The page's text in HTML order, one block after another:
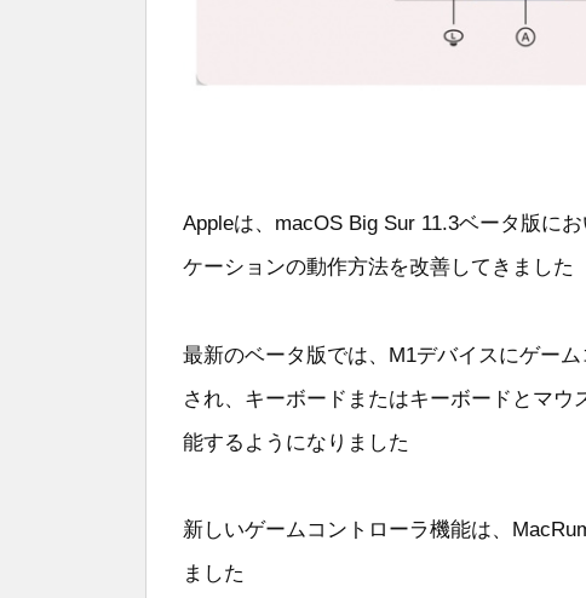
Appleは、macOS Big Sur 11.3ベータ版に
ケーションの動作方法を改善してきました
最新のベータ版では、M1デバイスにゲー
され、キーボードまたはキーボードとマ
能するようになりました
新しいゲームコントローラ機能は、
ました